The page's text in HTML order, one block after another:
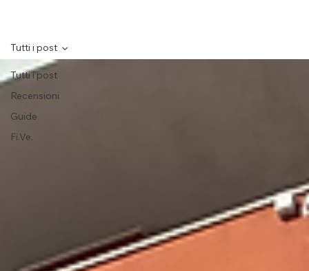
Tutti i post
Recensioni
Guide
Fi.Ve.
Tutti i post